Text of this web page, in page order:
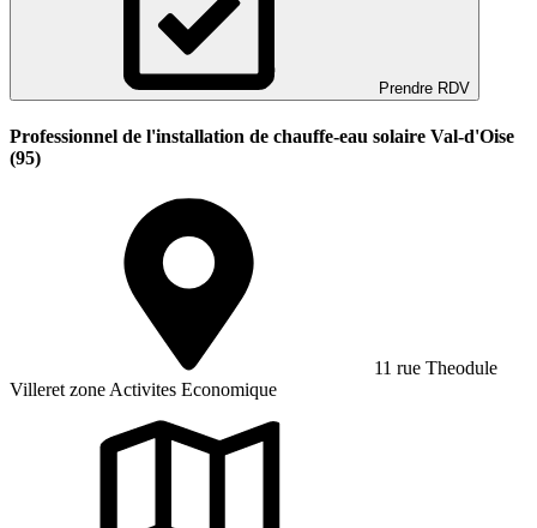
Prendre RDV
Professionnel de l'installation de chauffe-eau solaire Val-d'Oise
(95)
11 rue Theodule
Villeret zone Activites Economique